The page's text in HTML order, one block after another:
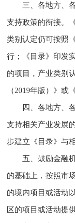
三、各地方、各
支持政策的衔接。
类别认定仍可按照
行；《目录》印发
的项目，产业类别
（2019年版）》或
四、各地方、各
支持相关产业发展
步建立《目录》与
五、鼓励金融机
的基础上，按照市
的境内项目或活动
区的项目或活动提